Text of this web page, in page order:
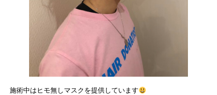
施術中はヒモ無しマスクを提供しています